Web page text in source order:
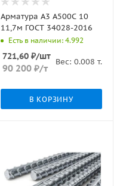
Арматура А3 А500С 10
11,7м ГОСТ 34028-2016
Есть в наличии: 4.992
721,60₽/шт
90 200₽/т
Вес: 0.008 т.
В КОРЗИНУ